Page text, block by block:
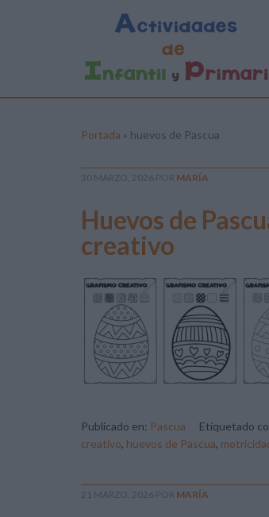
Portada » huevos de Pascua
30 MARZO, 2026 POR MARÍA
Huevos de
creativo
Publicado en: Pascua Etiquetado
creativo, huevos de Pascua,
21 MARZO, 2026 POR MARÍA